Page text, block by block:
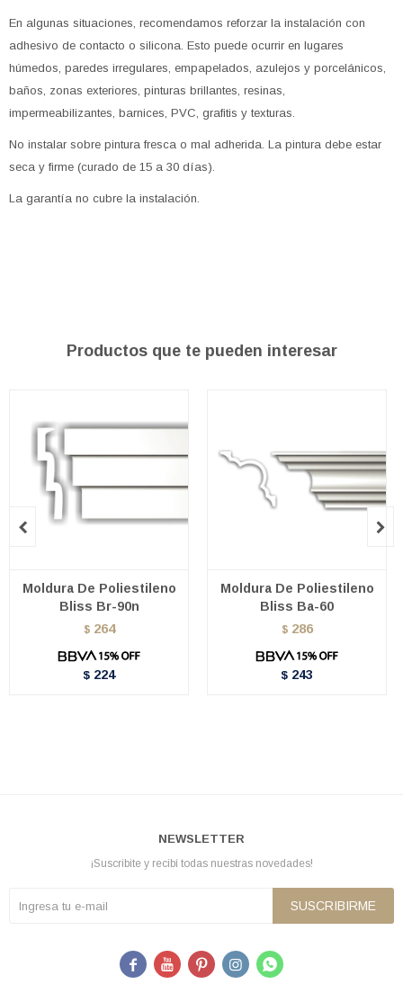
En algunas situaciones, recomendamos reforzar la instalación con
adhesivo de contacto o silicona. Esto puede ocurrir en lugares
húmedos, paredes irregulares, empapelados, azulejos y porcelánicos,
baños, zonas exteriores, pinturas brillantes, resinas,
impermeabilizantes, barnices, PVC, grafitis y texturas.
No instalar sobre pintura fresca o mal adherida. La pintura debe estar
seca y firme (curado de 15 a 30 días).
La garantía no cubre la instalación.
Productos que te pueden interesar
Moldura De Poliestileno
Bliss Br-90n
$ 264
$ 224
Moldura De Poliestileno
Bliss Ba-60
$ 286
$ 243
 
NEWSLETTER
¡Suscribite y recibí todas nuestras novedades!
SUSCRIBIRME
    